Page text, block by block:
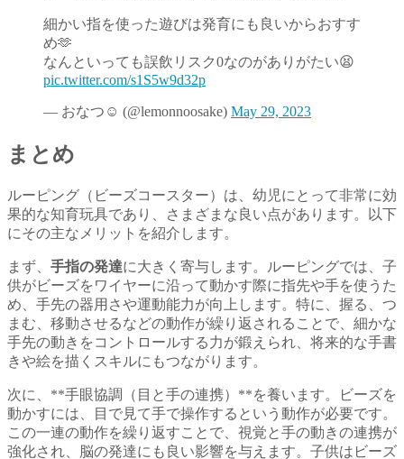
細かい指を使った遊びは発育にも良いからおすす
め🫶
なんといっても誤飲リスク0なのがありがたい😫
pic.twitter.com/s1S5w9d32p
— おなつ︎☺︎ (@lemonnoosake) May 29, 2023
まとめ
ルーピング（ビーズコースター）は、幼児にとって非常に効
果的な知育玩具であり、さまざまな良い点があります。以下
にその主なメリットを紹介します。
まず、 手指の発達に大きく寄与します。ルーピングでは、子
供がビーズをワイヤーに沿って動かす際に指先や手を使うた
め、手先の器用さや運動能力が向上します。特に、握る、つ
まむ、移動させるなどの動作が繰り返されることで、細かな
手先の動きをコントロールする力が鍛えられ、将来的な手書
きや絵を描くスキルにもつながります。
次に、**手眼協調（目と手の連携）**を養います。ビーズを
動かすには、目で見て手で操作するという動作が必要です。
この一連の動作を繰り返すことで、視覚と手の動きの連携が
強化され、脳の発達にも良い影響を与えます。子供はビーズ